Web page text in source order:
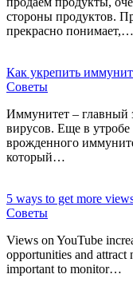
стороны продуктов.
прекрасно понимает,…
Как укрепить
Советы
Иммунитет – главный
вирусов. Еще в утробе
врожденного
который…
5 ways to get more
Советы
Views on YouTube
opportunities and attract
important to monitor…